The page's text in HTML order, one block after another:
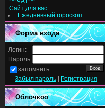
Сайт для вас
Ежедневный гороскоп
Форма входа
Логин:
Пароль:
запомнить
Забыл пароль
Регистрация
Облочкоо